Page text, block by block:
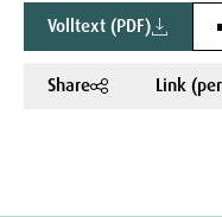
Volltext (PDF)
Share Link